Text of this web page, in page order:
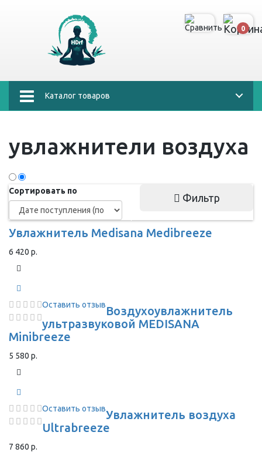
0
Каталог товаров
увлажнители воздуха
Сортировать по
Фильтр
Увлажнитель Medisana Medibreeze
6 420 р.
Оставить отзывВоздухоувлажнитель
ультразвуковой MEDISANA
Minibreeze
5 580 р.
Оставить отзывУвлажнитель воздуха
Ultrabreeze
7 860 р.